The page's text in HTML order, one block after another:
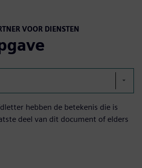
VOOR DIENSTEN
hebben de betekenis die is
deel van dit document of elders